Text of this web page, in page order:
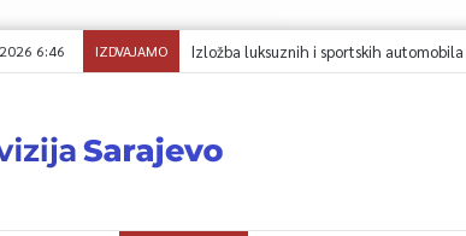
6:46 IZDVAJAMO